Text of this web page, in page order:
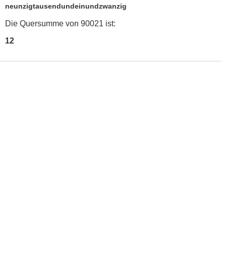
neunzigtausendundeinundzwanzig
Die Quersumme von 90021 ist:
12